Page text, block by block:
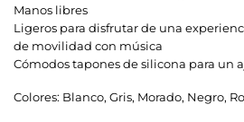
Manos libres
Ligeros para disfrutar de una
de movilidad con música
Cómodos tapones de silicona para un
Colores: Blanco, Gris, Morado, Negro,